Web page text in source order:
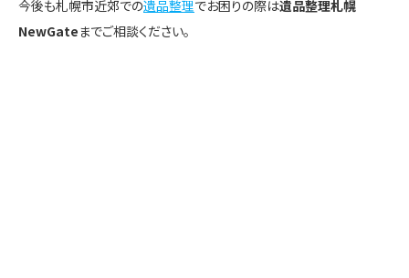
今後も札幌市近郊での遺品整理でお困りの際は遺品整理札幌
NewGateまでご相談ください。